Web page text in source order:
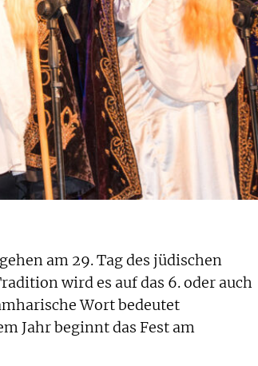
am 29. Tag des jüdischen
wird es auf das 6. oder auch
Wort bedeutet
Jahr beginnt das Fest am